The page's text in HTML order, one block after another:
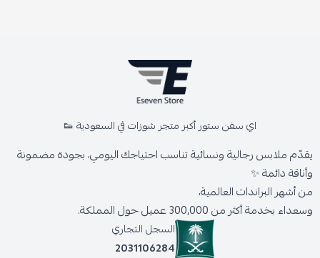
اي سفن ستور أكبر متجر شوزات في السعودية 👟
يقدّم ملابس رجالية ونسائية تناسب احتياجك اليومي، بجودة مضمونة
وأناقة دائمة ✨
من أشهر البراندات العالمية،
وسعداء بخدمة أكثر من 300,000 عميل حول المملكة.
السجل التجاري
2031106284